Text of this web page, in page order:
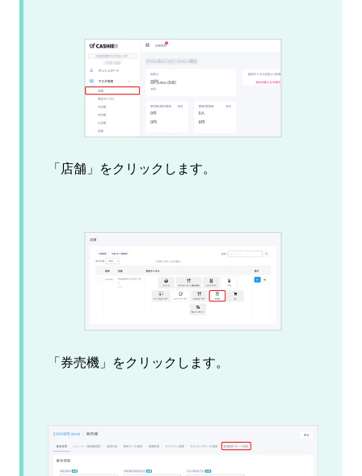
「店舗」をクリックします。
「券売機」をクリックします。